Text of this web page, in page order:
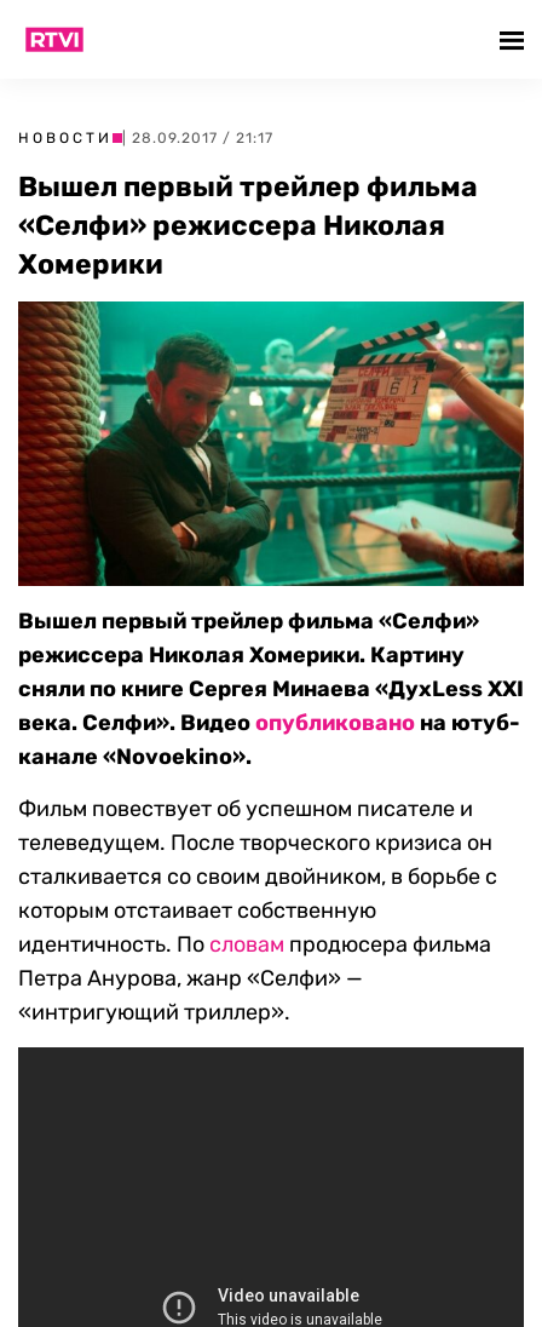
НОВОСТИ | 28.09.2017 / 21:17
Вышел первый трейлер фильма
«Селфи» режиссера Николая
Хомерики
Вышел первый трейлер фильма «Селфи»
режиссера Николая Хомерики. Картину
сняли по книге Сергея Минаева «ДухLess XXI
века. Селфи». Видеоопубликовано на ютуб-
канале «Novoekino».
Фильм повествует об успешном писателе и
телеведущем. После творческого кризиса он
сталкивается со своим двойником, в борьбе с
которым отстаивает собственную
идентичность. По словам продюсера фильма
Петра Анурова, жанр «Селфи» —
«интригующий триллер».